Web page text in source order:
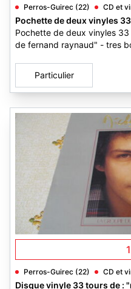
Perros-Guirec (22) CD et
Pochette de deux vinyles
Pochette de deux vinyles
de fernand raynaud" - tres
Particulier
Perros-Guirec (22) CD et
Disque vinyle 33 tours de :